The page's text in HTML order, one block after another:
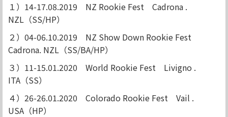
１） 14-17.08.2019 NZ Rookie Fest
Cadrona .
NZL （SS/HP）
２） 04-06.10.2019
NZ Show Down Rookie Fest
Cadrona. NZL （SS/BA/HP）
３） 11-15.01.2020 World Rookie Fest
Livigno .
ITA （SS）
４） 26-26.01.2020 Colorado Rookie Fest
Vail .
USA （HP）